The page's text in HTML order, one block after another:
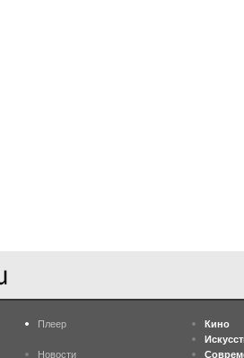
Плеер
Новости
Кино